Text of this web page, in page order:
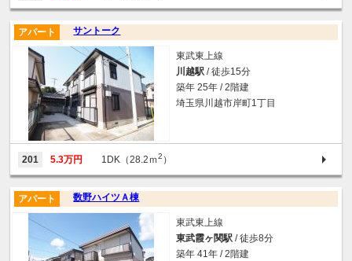
サントーク
アパート
東武東上線
川越駅 / 徒歩15分
築年 25年 / 2階建
埼玉県川越市岸町1丁目
201 5.3万円 1DK（28.2ｍ2 ）
数野ハイツＡ棟
アパート
東武東上線
東武霞ヶ関駅 / 徒歩8分
築年 41年 / 2階建